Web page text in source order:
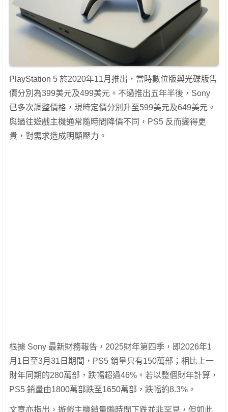
PlayStation 5 於2020年11月推出，當時數位版與光碟版售
價分別為399美元及499美元。不過推出五年半後，Sony
已多次調整價格，現時定價分別升至599美元及649美元。
與過往遊戲主機通常隨時間降價不同，PS5 反而變得更
貴，對需求造成明顯壓力。
根據 Sony 最新財務報告，2025財年第四季，即2026年1
月1日至3月31日期間，PS5 銷量只有150萬部；相比上一
財年同期的280萬部，跌幅超過46%。若以整個財年計算，
PS5 銷量由1800萬部跌至1650萬部，跌幅約8.3%。
文章亦指出，遊戲主機銷量隨時間下跌並非罕見，但如此